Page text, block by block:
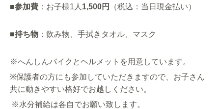
■参加費 ：お子様1人 1,500円 （税込：当日現金払い）
■持ち物 ：飲み物、手拭きタオル、マスク
※へんしんバイクとヘルメットを用意しています。
※保護者の方にも参加していただきますので、お子さん
共に動きやすい格好でお越しください。
※水分補給は各自でお願い致します。